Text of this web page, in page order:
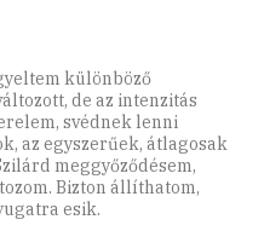
különböző
de az intenzitás
svédnek lenni
az egyszerűek, átlagosak
meggyőződésem,
Bizton állíthatom,
esik.